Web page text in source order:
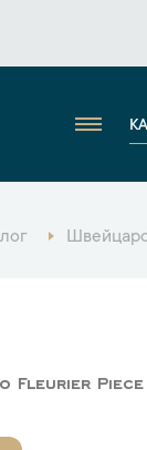
Fleurier Piece